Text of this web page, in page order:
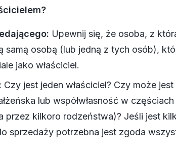
Upewnij się, że osoba, z
samą osobą (lub jedną z tych osób),
jako właściciel.
Czy jest jeden właściciel? Czy może jest
lub współwłasność w
przez kilkoro rodzeństwa)? Jeśli jest
sprzedaży potrzebna jest zgoda